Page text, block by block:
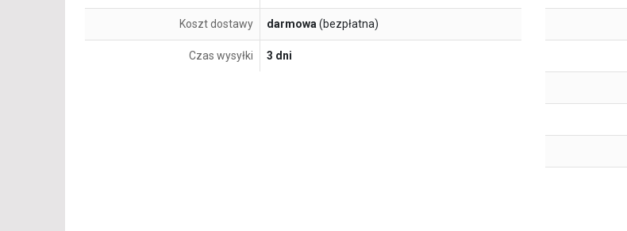
Koszt dostawy darmowa(bezpłatna)
Czas wysyłki 3 dni